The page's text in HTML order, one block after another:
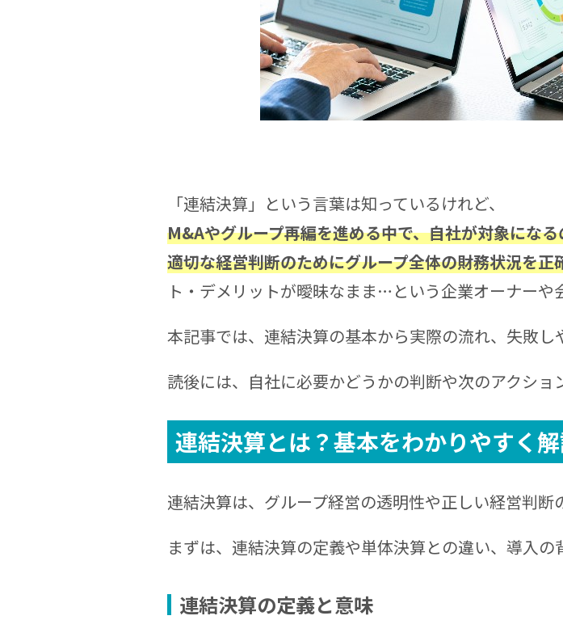
「連結決算」という言葉は知っているけれど、
M&Aやグループ再編を進める中で、自社が対象にな
適切な経営判断のためにグループ全体の財務状況を正
ト・デメリットが曖昧なまま…という企業オーナーや
本記事では、連結決算の基本から実際の流れ、失敗し
読後には、自社に必要かどうかの判断や次のアクショ
連結決算とは？基本をわかりやすく
連結決算は、グループ経営の透明性や正しい経営判断
まずは、連結決算の定義や単体決算との違い、導入の
連結決算の定義と意味